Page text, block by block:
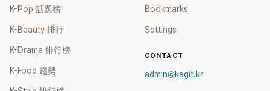
K-Pop 話題榜
K-Beauty 排行
K-Drama 排行榜
K-Food 趨勢
Bookmarks
Settings
CONTACT
admin@kagit.kr